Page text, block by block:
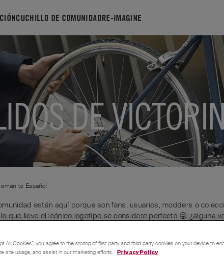
CUCHILLO DE COMUNIDADRE-IMAGINE
DE
to Español
están aquí porque son fans, usuarios, modders o
que lleve el icónico logotipo se considere perfecto 😜 ¿alguna
haberse hecho de otra manera!»?
All Cookies”, you agree to the storing of first party and third party cookies on your device to
site usage, and assist in our marketing efforts.
Privacy Policy